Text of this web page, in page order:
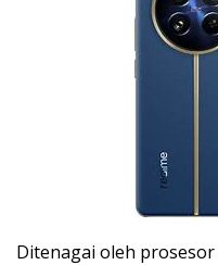
Ditenagai oleh